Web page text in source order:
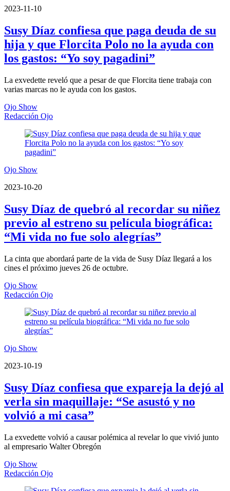
2023-11-10
Susy Díaz confiesa que paga deuda de su
hija y que Florcita Polo no la ayuda con
los gastos: “Yo soy pagadini”
La exvedette reveló que a pesar de que Florcita tiene trabaja con
varias marcas no le ayuda con los gastos.
Ojo Show
Redacción Ojo
Ojo Show
2023-10-20
Susy Díaz de quebró al recordar su niñez
previo al estreno su película biográfica:
“Mi vida no fue solo alegrías”
La cinta que abordará parte de la vida de Susy Díaz llegará a los
cines el próximo jueves 26 de octubre.
Ojo Show
Redacción Ojo
Ojo Show
2023-10-19
Susy Díaz confiesa que expareja la dejó al
verla sin maquillaje: “Se asustó y no
volvió a mi casa”
La exvedette volvió a causar polémica al revelar lo que vivió junto
al empresario Walter Obregón
Ojo Show
Redacción Ojo